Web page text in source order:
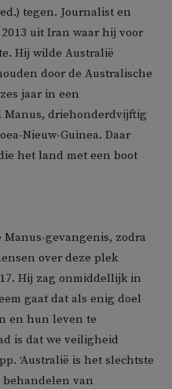
tegen. Journalist en
uit Iran waar hij voor
Hij wilde Australië
door de Australische
jaar in een
driehonderdvijftig
Nieuw-Guinea. Daar
het land met een boot
Manus-gevangenis, zodra
over deze plek
Hij zag onmiddellijk in
gaat dat als enig doel
en hun leven te
is dat we veiligheid
‘Australië is het slechtste
van